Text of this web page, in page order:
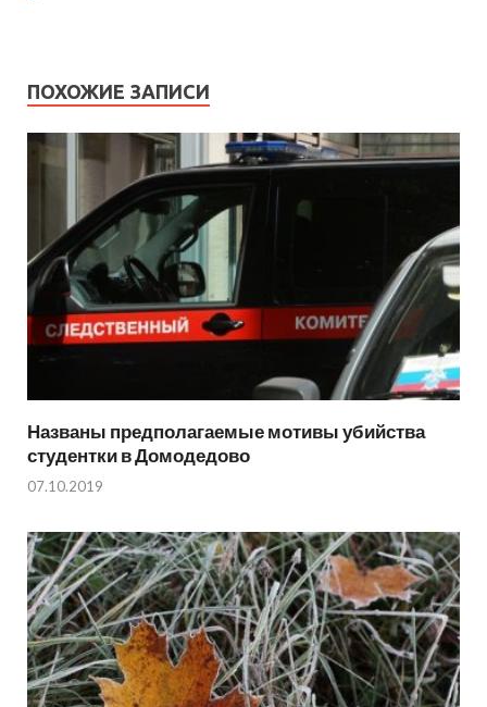
ПОХОЖИЕ ЗАПИСИ
Названы предполагаемые мотивы убийства
студентки в Домодедово
07.10.2019